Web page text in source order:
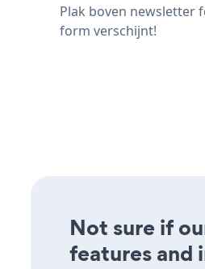
Plak boven newsletter
form verschijnt!
Not sure if
features and